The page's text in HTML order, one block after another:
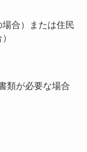
合）または住民
類が必要な場合